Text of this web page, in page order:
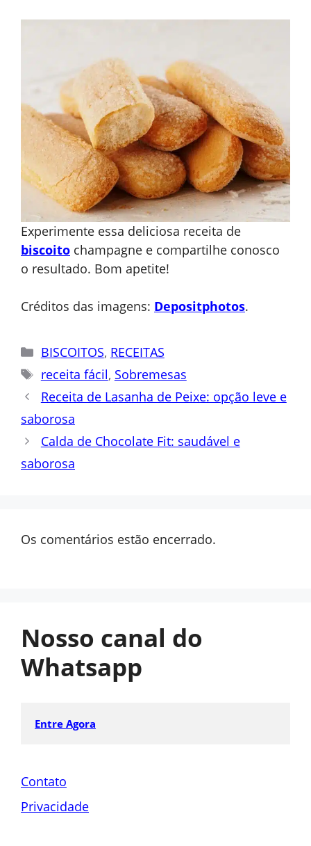
Experimente essa deliciosa receita de
biscoito champagne e compartilhe conosco
o resultado. Bom apetite!
Créditos das imagens: Depositphotos.
Categorias
BISCOITOS, RECEITAS
Tags
receita fácil, Sobremesas
Receita de Lasanha de Peixe: opção leve e
saborosa
Calda de Chocolate Fit: saudável e
saborosa
Os comentários estão encerrado.
Nosso canal do
Whatsapp
Entre Agora
Contato
Privacidade